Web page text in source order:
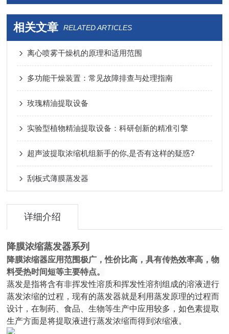
相关文章 RELATED ARTICLES
离心喷雾干燥机的原理和适用范围
多功能干燥装置：常见故障排查与处理指南
玫瑰精油提取设备
实验型植物精油提取设备：科研创新的精准引擎
超声波提取浓缩机组新手的你,是否有这样的疑惑?
刮板式薄膜蒸发器
详细介绍
降膜浓缩蒸发器系列
降膜浓缩器应用范围极广，性价比高，具有传热效率高，物
料受热时间短等主要特点。
蒸发是指将含有非挥发性溶质和挥发性溶剂组成的溶液进行
蒸发浓缩的过程，现有的蒸发器就是利用蒸发原理的过程而
设计，在制药、食品、生物等生产中应用较多，如色素提取
生产方面是将提取液进行蒸发浓缩而得到浓缩液。